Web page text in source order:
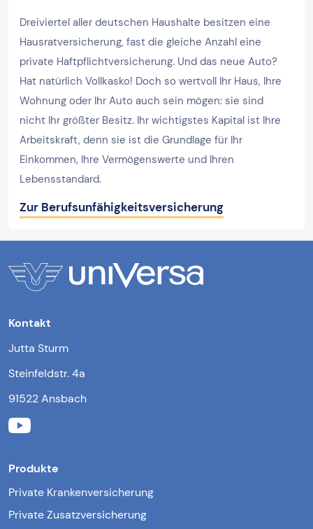
Dreiviertel aller deutschen Haushalte besitzen eine
Hausratversicherung, fast die gleiche Anzahl eine
private Haftpflichtversicherung. Und das neue Auto?
Hat natürlich Vollkasko! Doch so wertvoll Ihr Haus, Ihre
Wohnung oder Ihr Auto auch sein mögen: sie sind
nicht Ihr größter Besitz. Ihr wichtigstes Kapital ist Ihre
Arbeitskraft, denn sie ist die Grundlage für Ihr
Einkommen, Ihre Vermögenswerte und Ihren
Lebensstandard.
Zur Berufsunfähigkeitsversicherung
Kontakt
Jutta Sturm
Steinfeldstr. 4a
91522 Ansbach
Produkte
Private Krankenversicherung
Private Zusatzversicherung